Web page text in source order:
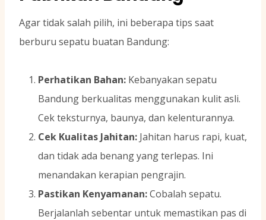
Agar tidak salah pilih, ini beberapa tips saat
berburu sepatu buatan Bandung:
Perhatikan Bahan: Kebanyakan sepatu
Bandung berkualitas menggunakan kulit asli.
Cek teksturnya, baunya, dan kelenturannya.
Cek Kualitas Jahitan: Jahitan harus rapi, kuat,
dan tidak ada benang yang terlepas. Ini
menandakan kerapian pengrajin.
Pastikan Kenyamanan:Cobalah sepatu.
Berjalanlah sebentar untuk memastikan pas di